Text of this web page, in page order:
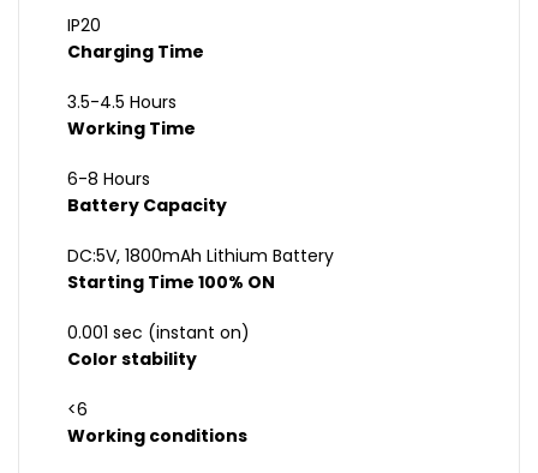
IP20
Charging Time
3.5-4.5 Hours
Working Time
6-8 Hours
Battery Capacity
DC:5V, 1800mAh Lithium Battery
Starting Time 100% ON
0.001 sec (instant on)
Color stability
<6
Working conditions